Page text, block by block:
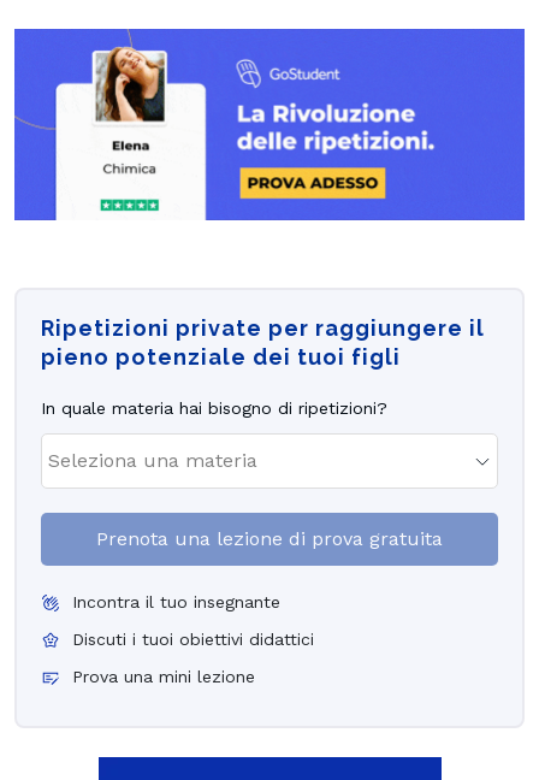
Ripetizioni private per raggiungere il
pieno potenziale dei tuoi figli
In quale materia hai bisogno di ripetizioni?
Prenota una lezione di prova gratuita
Incontra il tuo insegnante
Discuti i tuoi obiettivi didattici
Prova una mini lezione